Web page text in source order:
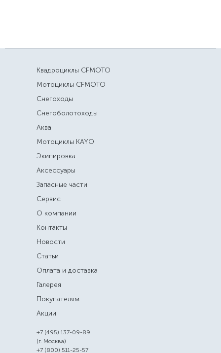
Квадроциклы CFMOTO
Мотоциклы CFMOTO
Снегоходы
Снегоболотоходы
Аква
Мотоциклы KAYO
Экипировка
Аксессуары
Запасные части
Сервис
О компании
Контакты
Новости
Статьи
Оплата и доставка
Галерея
Покупателям
Акции
+7 (495) 137-09-89
(г. Москва)
+7 (800) 511-25-57